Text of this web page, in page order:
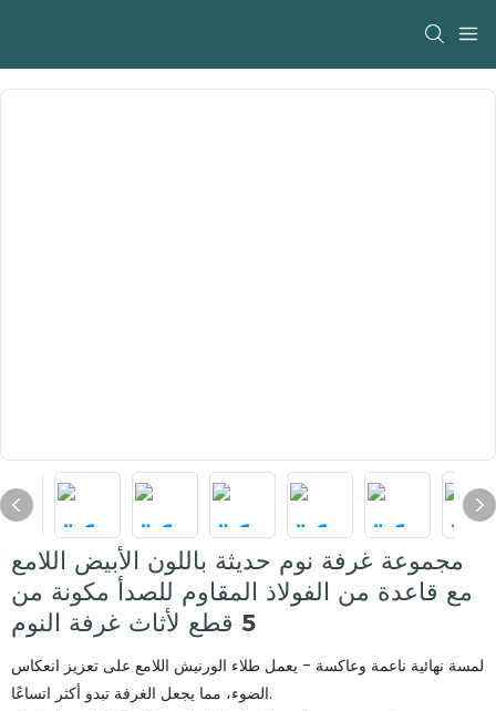
مجموعة غرفة نوم حديثة باللون الأبيض اللامع
مع قاعدة من الفولاذ المقاوم للصدأ مكونة من
5 قطع لأثاث غرفة النوم
لمسة نهائية ناعمة وعاكسة - يعمل طلاء الورنيش اللامع على تعزيز انعكاس
الضوء، مما يجعل الغرفة تبدو أكثر اتساعًا.